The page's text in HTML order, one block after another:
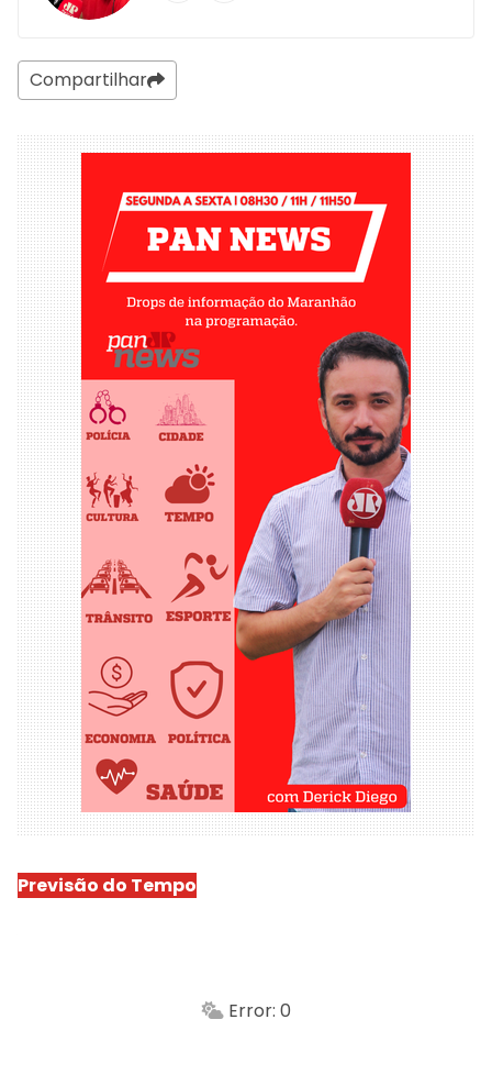
Compartilhar
Previsão do Tempo
Min.
Error: 0